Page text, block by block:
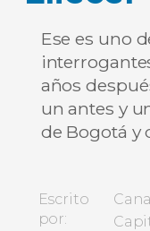
Ese es uno
años
un antes y
de Bogotá y
Escrito
por:
Canal